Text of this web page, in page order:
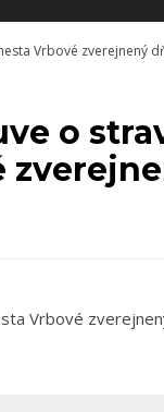
Vrbové zverejnený
o
Vrbové